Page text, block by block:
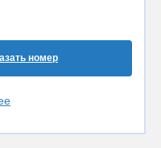
номер